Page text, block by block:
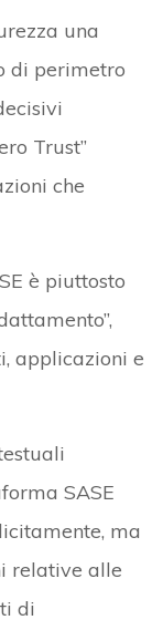
una
di perimetro
Trust”
che
è piuttosto
applicazioni e
SASE
ma
relative alle
di